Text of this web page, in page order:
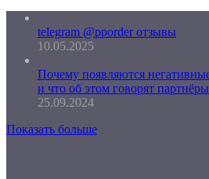
telegram @pporder отзывы
10.05.2025
Почему появляются
и что об этом говорят партнёры
25.09.2024
Показать больше